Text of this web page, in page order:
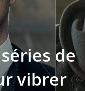
de
vibrer